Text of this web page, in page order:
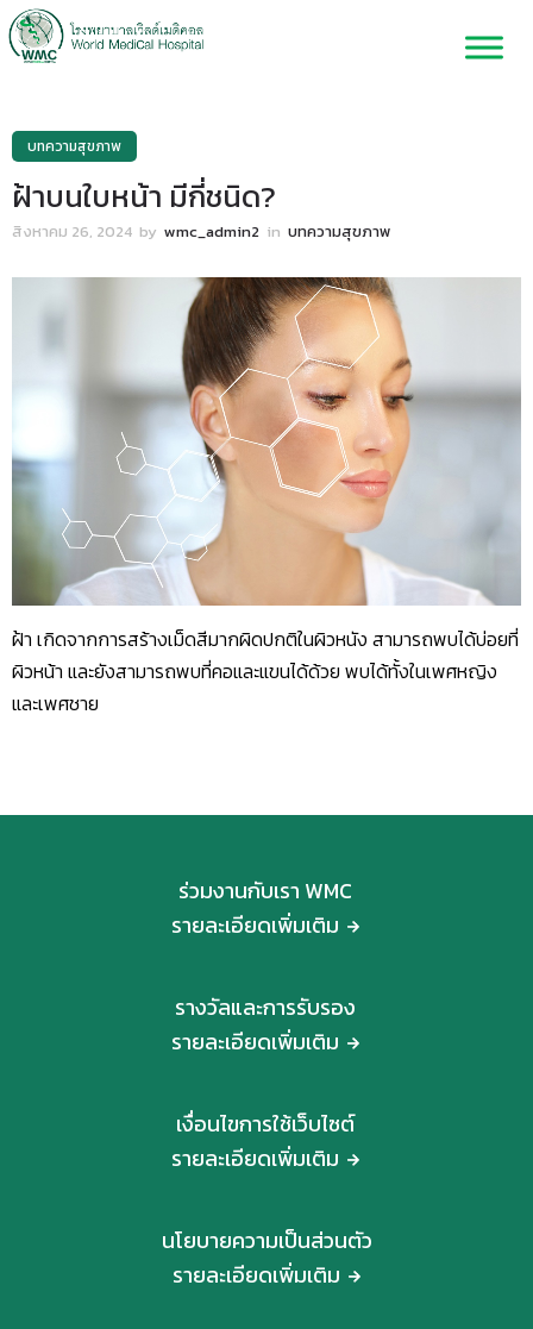
บทความสุขภาพ
ฝ้าบนใบหน้า มีกี่ชนิด?
สิงหาคม 26, 2024 by wmc_admin2 in บทความสุขภาพ
ฝ้า เกิดจากการสร้างเม็ดสีมากผิดปกติในผิวหนัง สามารถพบได้บ่อยที่
ผิวหน้า และยังสามารถพบที่คอและแขนได้ด้วย พบได้ทั้งในเพศหญิง
และเพศชาย
ร่วมงานกับเรา WMC
รายละเอียดเพิ่มเติม
รางวัลและการรับรอง
รายละเอียดเพิ่มเติม
เงื่อนไขการใช้เว็บไซต์
รายละเอียดเพิ่มเติม
นโยบายความเป็นส่วนตัว
รายละเอียดเพิ่มเติม